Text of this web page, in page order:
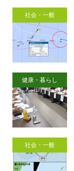
社会・一般
健康・暮らし
社会・一般